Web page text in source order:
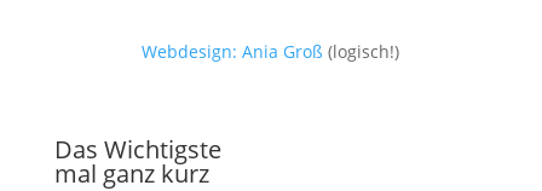
Webdesign: Ania Groß (logisch!)
Das Wichtigste
mal ganz kurz